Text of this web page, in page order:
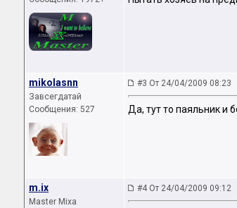
mikolasnn
Завсегдатай
Сообщения: 527
#3 От 24/04/2009 08:23
Да, тут то паяльник и
m.ix
Master Mixa
#4 От 24/04/2009 09:12